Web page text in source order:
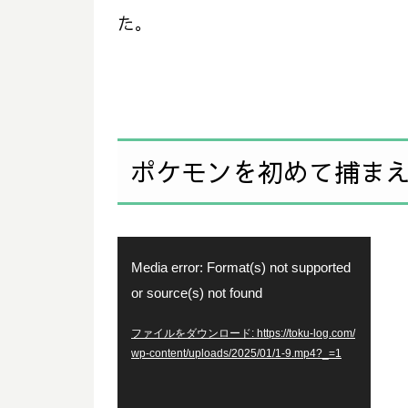
た。
ポケモンを初めて捕ま
レ
Media error: Format(s) not supported
or source(s) not found
ファイルをダウンロード: https://toku-log.com/
wp-content/uploads/2025/01/1-9.mp4?_=1